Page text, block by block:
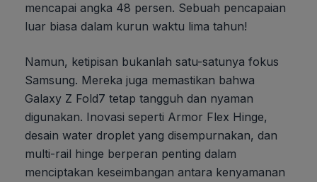
mencapai angka 48 persen. Sebuah pencapaian
luar biasa dalam kurun waktu lima tahun!
Namun, ketipisan bukanlah satu-satunya fokus
Samsung. Mereka juga memastikan bahwa
Galaxy Z Fold7 tetap tangguh dan nyaman
digunakan. Inovasi seperti Armor Flex Hinge,
desain water droplet yang disempurnakan, dan
multi-rail hinge berperan penting dalam
menciptakan keseimbangan antara kenyamanan